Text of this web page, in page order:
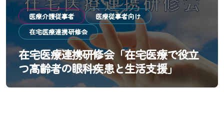
医療介護従事者
医療従事者向け
在宅医療連携研修会
在宅医療連携研修会「在宅医療で役立
つ高齢者の眼科疾患と生活支援」